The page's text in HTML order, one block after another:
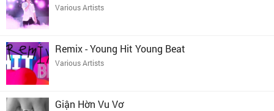
Various Artists
Remix - Young Hit Young Beat
Various Artists
Giận Hờn Vu Vơ